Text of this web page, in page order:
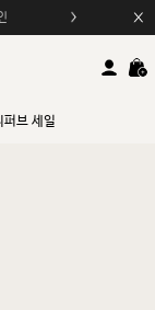
퍼브 세일